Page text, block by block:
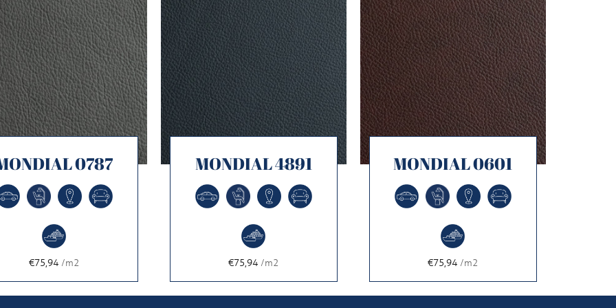
0787
€75,94 /m2
MONDIAL 4891
€75,94 /m2
MONDIAL 0601
€75,94 /m2